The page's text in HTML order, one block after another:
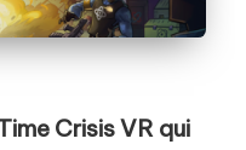
Crisis VR qui